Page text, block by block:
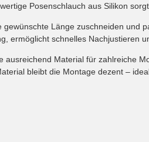
Posenschlauch aus Silikon
gewünschte Länge zuschneiden
ermöglicht schnelles Nachjustieren
ausreichend Material für zahlreiche
bleibt die Montage dezent –